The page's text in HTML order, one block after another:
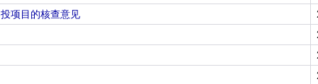
项目的核查意见